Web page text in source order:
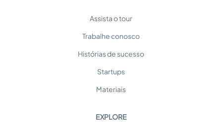
Assista o tour
Trabalhe conosco
Histórias de sucesso
Startups
Materiais
EXPLORE